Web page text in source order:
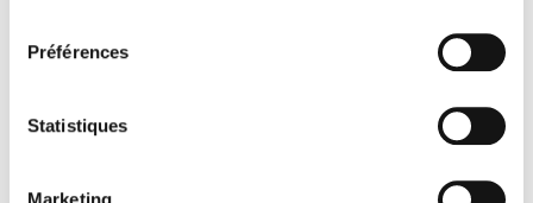
Préférences
Statistiques
Marketing